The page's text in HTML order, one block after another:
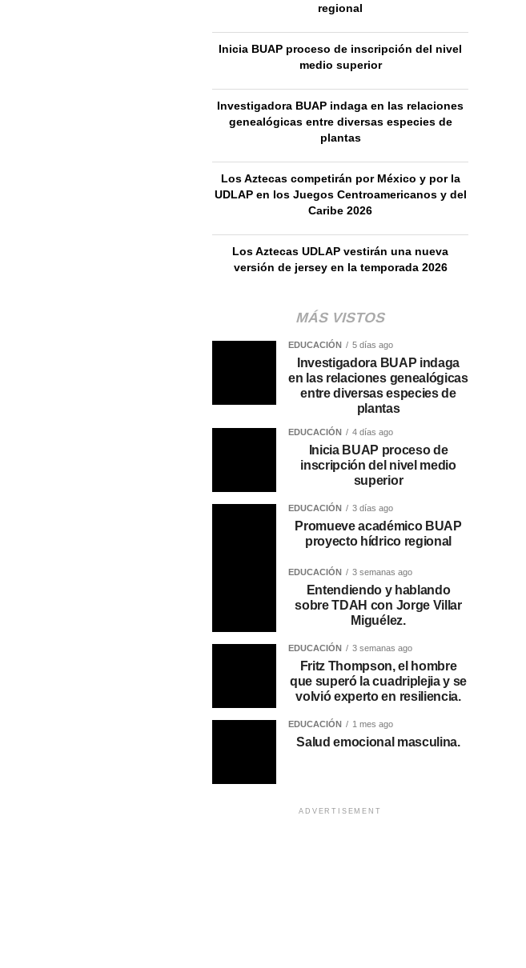
regional
Inicia BUAP proceso de inscripción del nivel
medio superior
Investigadora BUAP indaga en las relaciones
genealógicas entre diversas especies de
plantas
Los Aztecas competirán por México y por la
UDLAP en los Juegos Centroamericanos y del
Caribe 2026
Los Aztecas UDLAP vestirán una nueva
versión de jersey en la temporada 2026
MÁS VISTOS
EDUCACIÓN 5 días ago
Investigadora BUAP indaga
en las relaciones genealógicas
entre diversas especies de
plantas
EDUCACIÓN 4 días ago
Inicia BUAP proceso de
inscripción del nivel medio
superior
EDUCACIÓN 3 días ago
Promueve académico BUAP
proyecto hídrico regional
EDUCACIÓN 3 semanas ago
Entendiendo y hablando
sobre TDAH con Jorge Villar
Miguélez.
EDUCACIÓN 3 semanas ago
Fritz Thompson, el hombre
que superó la cuadriplejia y se
volvió experto en resiliencia.
EDUCACIÓN 1 mes ago
Salud emocional masculina.
ADVERTISEMENT